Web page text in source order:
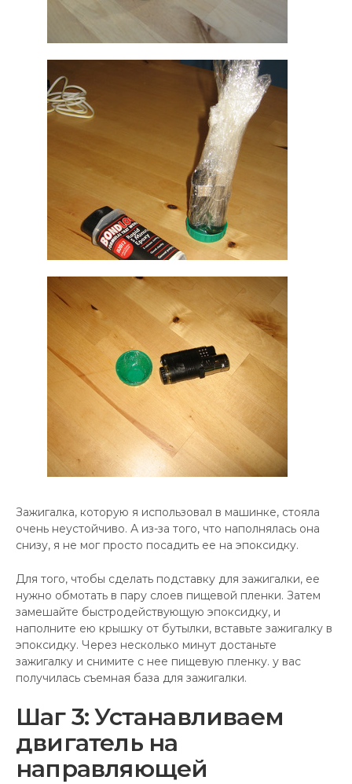
Зажигалка, которую я использовал в машинке, стояла
очень неустойчиво. А из-за того, что наполнялась она
снизу, я не мог просто посадить ее на эпоксидку.
Для того, чтобы сделать подставку для зажигалки, ее
нужно обмотать в пару слоев пищевой пленки. Затем
замешайте быстродействующую эпоксидку, и
наполните ею крышку от бутылки, вставьте зажигалку в
эпоксидку. Через несколько минут достаньте
зажигалку и снимите с нее пищевую пленку. у вас
получилась съемная база для зажигалки.
Шаг 3: Устанавливаем
двигатель на
направляющей